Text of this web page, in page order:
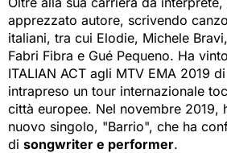
apprezzato autore, scrivendo
italiani, tra cui Elodie, Michele
Fabri Fibra e Gué Pequeno. Ha
ITALIAN ACT agli MTV EMA 2019
intrapreso un tour internazionale
città europee. Nel novembre 2019,
nuovo singolo, "Barrio", che ha
di songwriter e performer.